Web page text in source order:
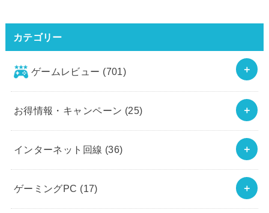
カテゴリー
ゲームレビュー (701)
お得情報・キャンペーン (25)
インターネット回線 (36)
ゲーミングPC (17)